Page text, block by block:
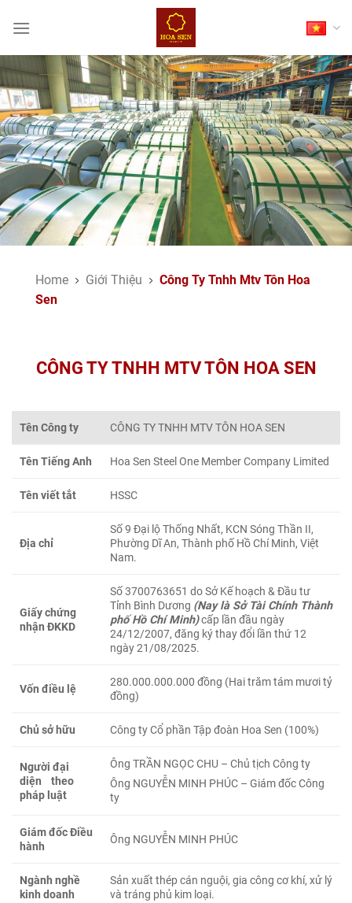
Home Giới Thiệu
Công Ty Tnhh Mtv Tôn Hoa
Sen
CÔNG TY TNHH MTV TÔN HOA SEN
Tên Công ty CÔNG TY TNHH MTV TÔN HOA SEN
Tên Tiếng Anh Hoa Sen Steel One Member Company Limited
Tên viết tắt HSSC
Địa chỉ
Số 9 Đại lộ Thống Nhất, KCN Sóng Thần II,
Phường Dĩ An, Thành phố Hồ Chí Minh, Việt
Nam.
Giấy chứng
nhận ĐKKD
Số 3700763651 do Sở Kế hoạch & Đầu tư
Tỉnh Bình Dương (Nay là Sở Tài Chính Thành
phố Hồ Chí Minh)cấp lần đầu ngày
24/12/2007, đăng ký thay đổi lần thứ 12
ngày 21/08/2025.
Vốn điều lệ
280.000.000.000 đồng (Hai trăm tám mươi tỷ
đồng)
Chủ sở hữu Công ty Cổ phần Tập đoàn Hoa Sen (100%)
Người đại
diện theo
pháp luật
Ông TRẦN NGỌC CHU – Chủ tịch Công ty
Ông NGUYỄN MINH PHÚC – Giám đốc Công
ty
Giám đốc Điều
hành
Ông NGUYỄN MINH PHÚC
Ngành nghề
kinh doanh
Sản xuất thép cán nguội, gia công cơ khí, xử lý
và tráng phủ kim loại.